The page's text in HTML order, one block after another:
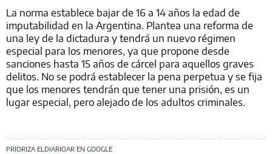
La norma establece bajar de 16 a 14 años la edad de
imputabilidad en la Argentina. Plantea una reforma de
una ley de la dictadura y tendrá un nuevo régimen
especial para los menores, ya que propone desde
sanciones hasta 15 años de cárcel para aquellos graves
delitos. No se podrá establecer la pena perpetua y se fija
que los menores tendrán que tener una prisión, es un
lugar especial, pero alejado de los adultos criminales.
PRIORIZA ELDIARIOAR EN GOOGLE